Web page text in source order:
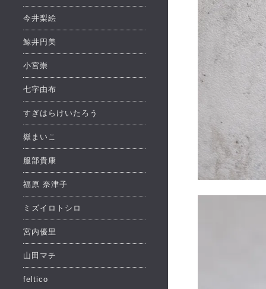
今井梨絵
鯨井円美
小宮崇
七字由布
すぎはらけいたろう
嶽まいこ
服部貴康
福原 奈津子
ミズイロトシロ
宮内優里
山田マチ
feltico